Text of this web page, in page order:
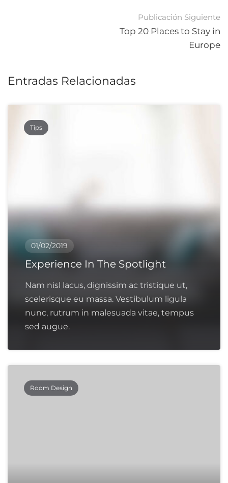
Publicación Siguiente
Top 20 Places to Stay in
Europe
Entradas Relacionadas
Tips
01/02/2019
Experience In The Spotlight
Nam nisl lacus, dignissim ac tristique ut,
scelerisque eu massa. Vestibulum ligula
nunc, rutrum in malesuada vitae, tempus
sed augue.
Room Design